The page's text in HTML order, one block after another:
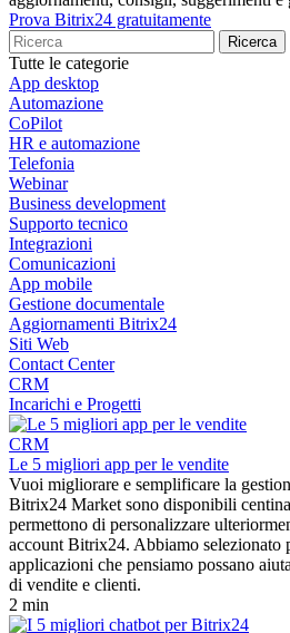
Prova Bitrix24 gratuitamente
Tutte le categorie
App desktop
Automazione
CoPilot
HR e automazione
Telefonia
Webinar
Business development
Supporto tecnico
Integrazioni
Comunicazioni
App mobile
Gestione documentale
Aggiornamenti Bitrix24
Siti Web
Contact Center
CRM
Incarichi e Progetti
CRM
Le 5 migliori app per le vendite
Vuoi migliorare e semplificare la
Bitrix24 Market sono disponibili
permettono di personalizzare
account Bitrix24. Abbiamo selezionato
applicazioni che pensiamo possano
di vendite e clienti.
2 min